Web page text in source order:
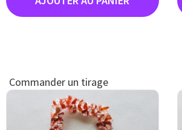
Commander un tirage